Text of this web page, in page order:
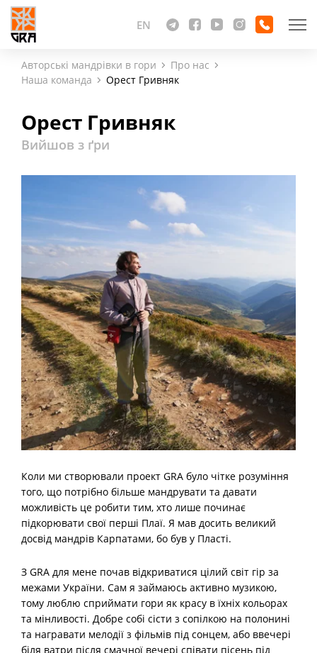
EN
Авторські мандрівки в гори
Про нас
Наша команда
Орест Гривняк
Орест Гривняк
Вийшов з ґри
Коли ми створювали проект GRA було чітке розуміння
того, що потрібно більше мандрувати та давати
можливість це робити тим, хто лише починає
підкорювати свої перші Плаї. Я мав досить великий
досвід мандрів Карпатами, бо був у Пласті.
З GRA для мене почав відкриватися цілий світ гір за
межами України. Сам я займаюсь активно музикою,
тому люблю сприймати гори як красу в їхніх кольорах
та мінливості. Добре собі сісти з сопілкою на полонині
та награвати мелодії з фільмів під сонцем, або ввечері
біля ватри після смачної вечері співати пісень під